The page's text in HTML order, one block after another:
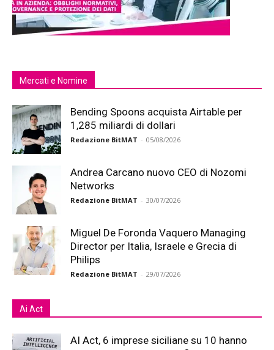
Mercati e Nomine
Bending Spoons acquista Airtable per
1,285 miliardi di dollari
Redazione BitMAT - 05/08/2026
Andrea Carcano nuovo CEO di Nozomi
Networks
Redazione BitMAT - 30/07/2026
Miguel De Foronda Vaquero Managing
Director per Italia, Israele e Grecia di
Philips
Redazione BitMAT - 29/07/2026
Ai Act
AI Act, 6 imprese siciliane su 10 hanno